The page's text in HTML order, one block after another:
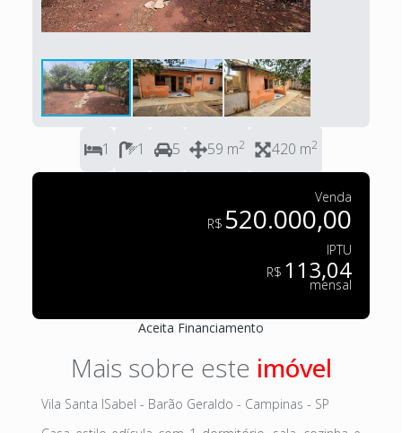
1 1 5 59 m2 420 m2
Venda
R$ 520.000,00
IPTU
R$ 113,04
mensal
Aceita Financiamento
Mais sobre este
Vila Santa ISabel - Barão Geraldo - Campinas - SP